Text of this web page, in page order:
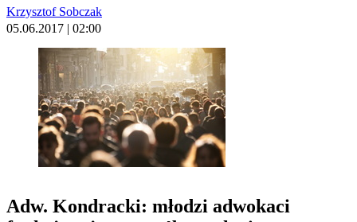
Krzysztof Sobczak
05.06.2017 | 02:00
Adw. Kondracki: młodzi adwokaci